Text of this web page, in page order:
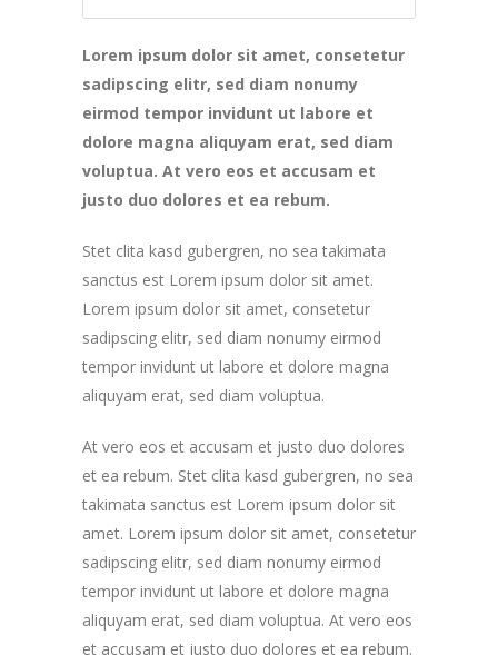
Lorem ipsum dolor sit amet, consetetur
sadipscing elitr, sed diam nonumy
eirmod tempor invidunt ut labore et
dolore magna aliquyam erat, sed diam
voluptua. At vero eos et accusam et
justo duo dolores et ea rebum.
Stet clita kasd gubergren, no sea takimata
sanctus est Lorem ipsum dolor sit amet.
Lorem ipsum dolor sit amet, consetetur
sadipscing elitr, sed diam nonumy eirmod
tempor invidunt ut labore et dolore magna
aliquyam erat, sed diam voluptua.
At vero eos et accusam et justo duo dolores
et ea rebum. Stet clita kasd gubergren, no sea
takimata sanctus est Lorem ipsum dolor sit
amet. Lorem ipsum dolor sit amet, consetetur
sadipscing elitr, sed diam nonumy eirmod
tempor invidunt ut labore et dolore magna
aliquyam erat, sed diam voluptua. At vero eos
et accusam et justo duo dolores et ea rebum.